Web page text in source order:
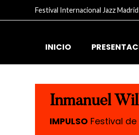
Festival Internacional Jazz Madrid
INICIO
Inmanuel
IMPULSO Festival